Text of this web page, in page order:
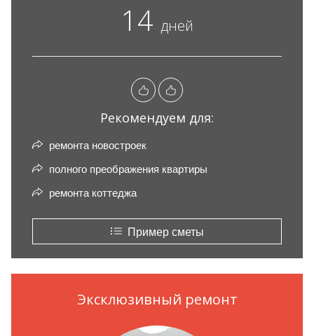
14 дней
Рекомендуем для:
ремонта новостроек
полного преображения квартиры
ремонта коттеджа
Пример сметы
Эксклюзивный ремонт